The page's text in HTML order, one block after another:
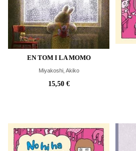
EN TOM I LA MOMO
Miyakoshi, Akiko
15,50 €